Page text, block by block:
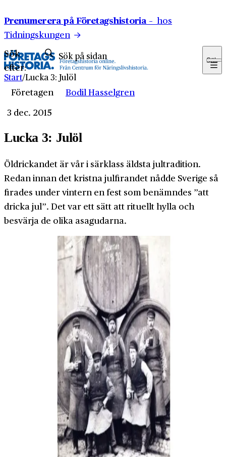
Prenumerera på Företagshistoria – hos
Tidningskungen
Sök
efter:
Sök
Start/Lucka 3: Julöl
Företagen
Bodil Hasselgren
3 dec. 2015
Lucka 3: Julöl
Öldrickandet är vår i särklass äldsta jultradition.
Redan innan det kristna julfirandet nådde Sverige så
firades under vintern en fest som benämndes ”att
dricka jul”. Det var ett sätt att rituellt hylla och
besvärja de olika asagudarna.